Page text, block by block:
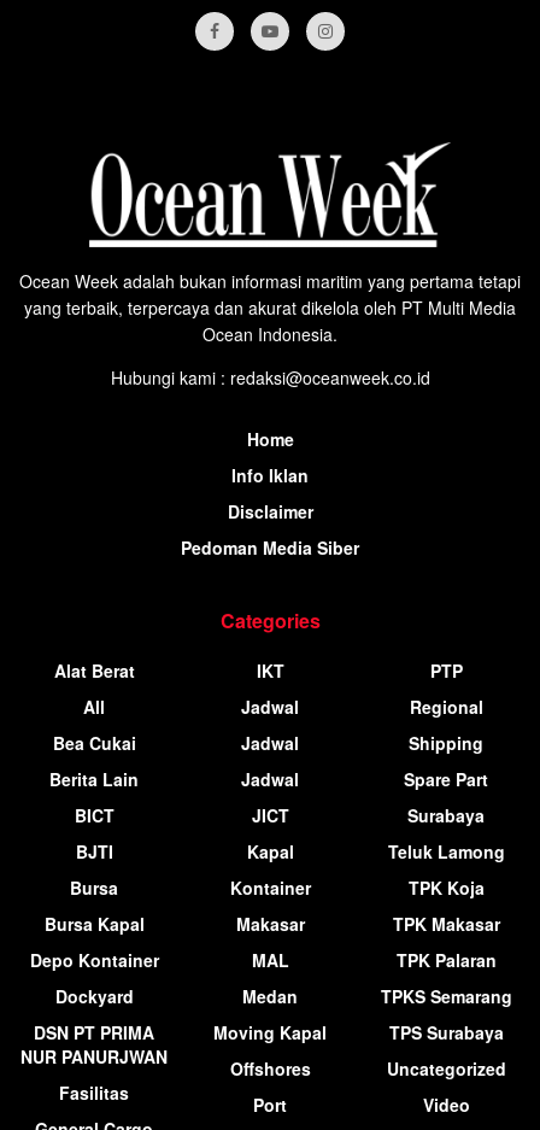
Ocean Week adalah bukan informasi maritim yang pertama tetapi
yang terbaik, terpercaya dan akurat dikelola oleh PT Multi Media
Ocean Indonesia.
Hubungi kami : redaksi@oceanweek.co.id
Home
Info Iklan
Disclaimer
Pedoman Media Siber
Categories
Alat Berat
All
Bea Cukai
Berita Lain
BICT
BJTI
Bursa
Bursa Kapal
Depo Kontainer
Dockyard
DSN PT PRIMA
NUR PANURJWAN
Fasilitas
IKT
Jadwal
Jadwal
Jadwal
JICT
Kapal
Kontainer
Makasar
MAL
Medan
Moving Kapal
Offshores
Port
PTP
Regional
Shipping
Spare Part
Surabaya
Teluk Lamong
TPK Koja
TPK Makasar
TPK Palaran
TPKS Semarang
TPS Surabaya
Uncategorized
Video